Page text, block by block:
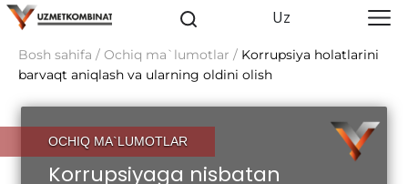
Uz
Bosh sahifa / Ochiq ma`lumotlar / Korrupsiya holatlarini
barvaqt aniqlash va ularning oldini olish
OCHIQ MA`LUMOTLAR
Korrupsiyaga nisbatan